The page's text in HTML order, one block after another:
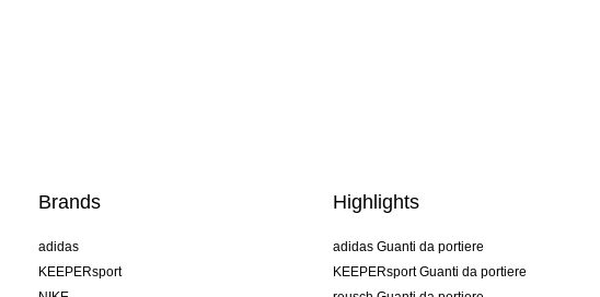
Brands
adidas
KEEPERsport
Highlights
adidas Guanti da portiere
KEEPERsport Guanti da portiere